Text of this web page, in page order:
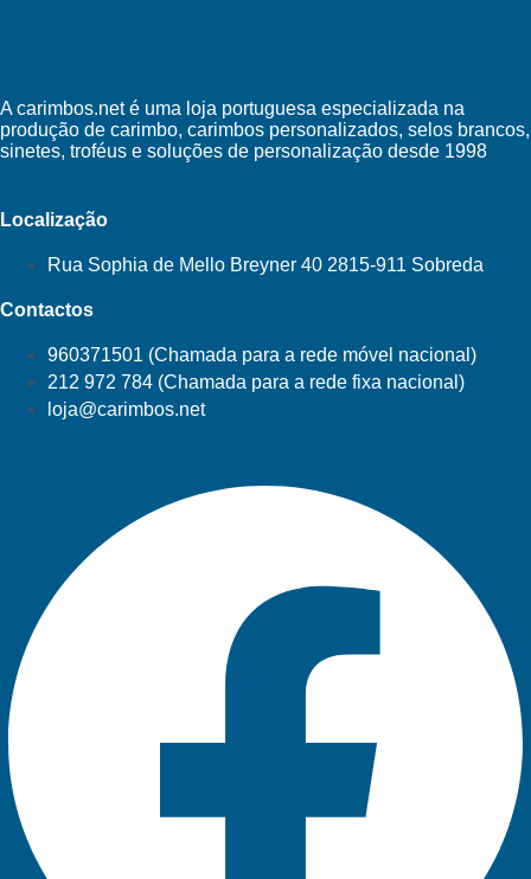
A carimbos.net é uma loja portuguesa especializada na
produção de carimbo, carimbos personalizados, selos brancos,
sinetes, troféus e soluções de personalização desde 1998
Localização
Rua Sophia de Mello Breyner 40 2815-911 Sobreda
Contactos
960371501 (Chamada para a rede móvel nacional)
212 972 784 (Chamada para a rede fixa nacional)
loja@carimbos.net